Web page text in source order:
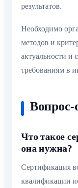
результатов.
Необходимо
методов и
актуальности и
требованиям в
Вопрос-
Что такое
она нужна?
Сертификация
квалификации